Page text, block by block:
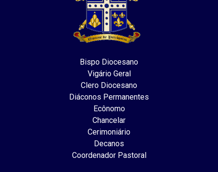
Bispo Diocesano
Vigário Geral
Clero Diocesano
Diáconos Permanentes
Ecônomo
Chancelar
Cerimoniário
Decanos
Coordenador Pastoral